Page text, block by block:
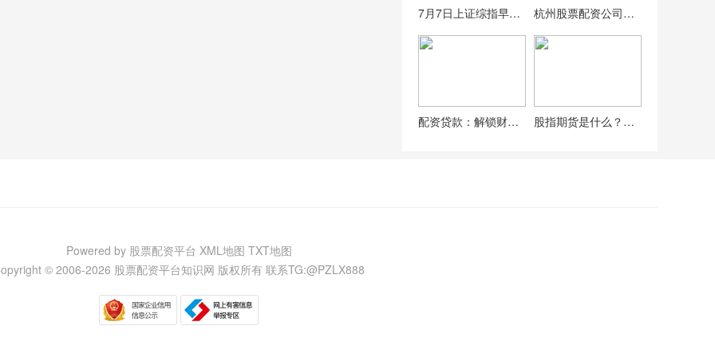
7月7日上证综指早盘走势及场外配资成热抢风口，宣传诱人 杭州股票配资公司怎么选？多维度筛选本地靠谱配资公司指南
配资贷款：解锁财富杠杆新方式，实现快速增值与风险分散 股指期货是什么？两个基础功能帮你避险
Powered by 股票配资平台 XML地图 TXT地图
© 2006-2026 股票配资平台知识网 版权所有 联系TG:@PZLX888